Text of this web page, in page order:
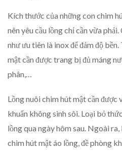
Kích thước của những con chim
nên yêu cầu lồng chỉ cần vừa
như ưu tiên là inox để đảm độ
mật cần được trang bị đủ máng
phân,…
Lồng nuôi chim hút mật cần được
khuẩn không sinh sôi. Loại bỏ
lồng qua ngày hôm sau. Ngoài
chim hút mật áo lồng, đề phòng